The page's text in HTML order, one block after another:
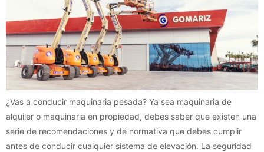
¿Vas a conducir maquinaria pesada? Ya sea maquinaria de
alquiler o maquinaria en propiedad, debes saber que existen una
serie de recomendaciones y de normativa que debes cumplir
antes de conducir cualquier sistema de elevación. La seguridad